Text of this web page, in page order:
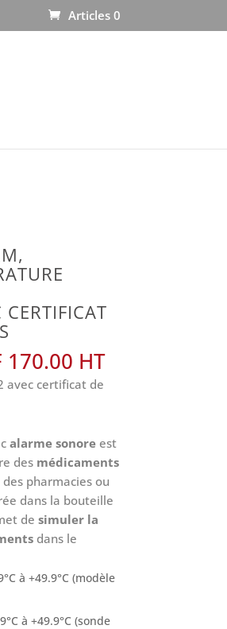
Articles 0
CERTIFICAT
170.00
avec certificat de
alarme sonoreest
desmédicaments
pharmacies ou
dans la bouteille
de simuler la
dans le
à +49.9°C (modèle
à +49.9°C (sonde